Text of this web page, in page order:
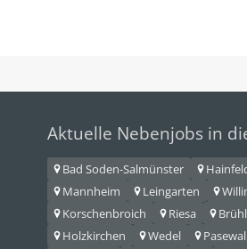
Aktuelle Nebenjobs in
Bad Soden-Salmünster
Mannheim
Leingarten
Korschenbroich
Riesa Brühl
Holzkirchen
Wedel